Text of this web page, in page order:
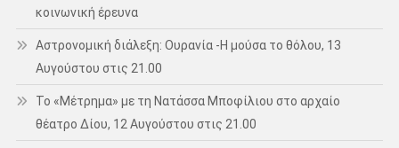
κοινωνική έρευνα
Αστρονομική διάλεξη: Ουρανία -Η μούσα το θόλου, 13
Αυγούστου στις 21.00
Το «Μέτρημα» με τη Νατάσσα Μποφίλιου στο αρχαίο
θέατρο Δίου, 12 Αυγούστου στις 21.00